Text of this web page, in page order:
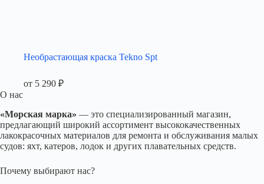
Необрастающая краска Tekno Spt
от 5 290 ₽
О нас
«Морская марка» — это специализированный магазин,
предлагающий широкий ассортимент высококачественных
лакокрасочных материалов для ремонта и обслуживания малых
судов: яхт, катеров, лодок и других плавательных средств.
Почему выбирают нас?